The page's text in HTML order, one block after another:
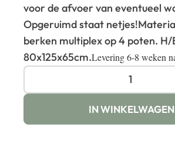
voor de afvoer van eventueel
Opgeruimd staat netjes!
berken multiplex op 4 poten. H/
80x125x65cm.Levering 6-8 weken
IN WINKELWAGEN